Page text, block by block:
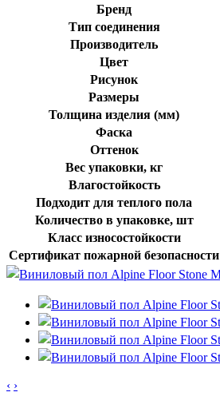
Бренд
Тип соединения
Производитель
Цвет
Рисунок
Размеры
Толщина изделия (мм)
Фаска
Оттенок
Вес упаковки, кг
Влагостойкость
Подходит для теплого пола
Количество в упаковке, шт
Класс износостойкости
Сертификат пожарной безопасности
‹ ›